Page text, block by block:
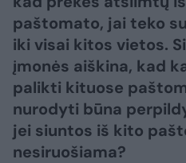
paštomato, jai teko
iki visai kitos vietos.
įmonės aiškina, kad
palikti kituose
nurodyti būna
jei siuntos iš kito
nesiruošiama?